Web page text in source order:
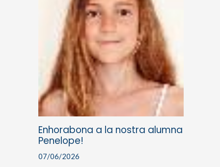
Enhorabona a la nostra alumna
Penelope!
07/06/2026